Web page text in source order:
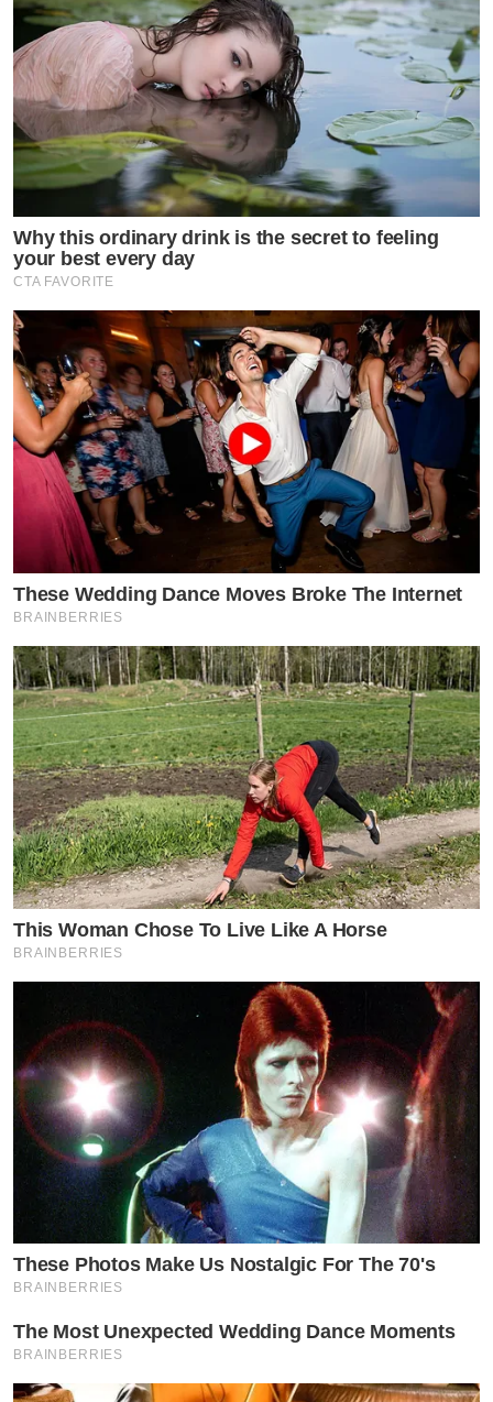
Why this ordinary drink is the secret to feeling
your best every day
CTA FAVORITE
These Wedding Dance Moves Broke The Internet
BRAINBERRIES
This Woman Chose To Live Like A Horse
BRAINBERRIES
These Photos Make Us Nostalgic For The 70's
BRAINBERRIES
The Most Unexpected Wedding Dance Moments
BRAINBERRIES